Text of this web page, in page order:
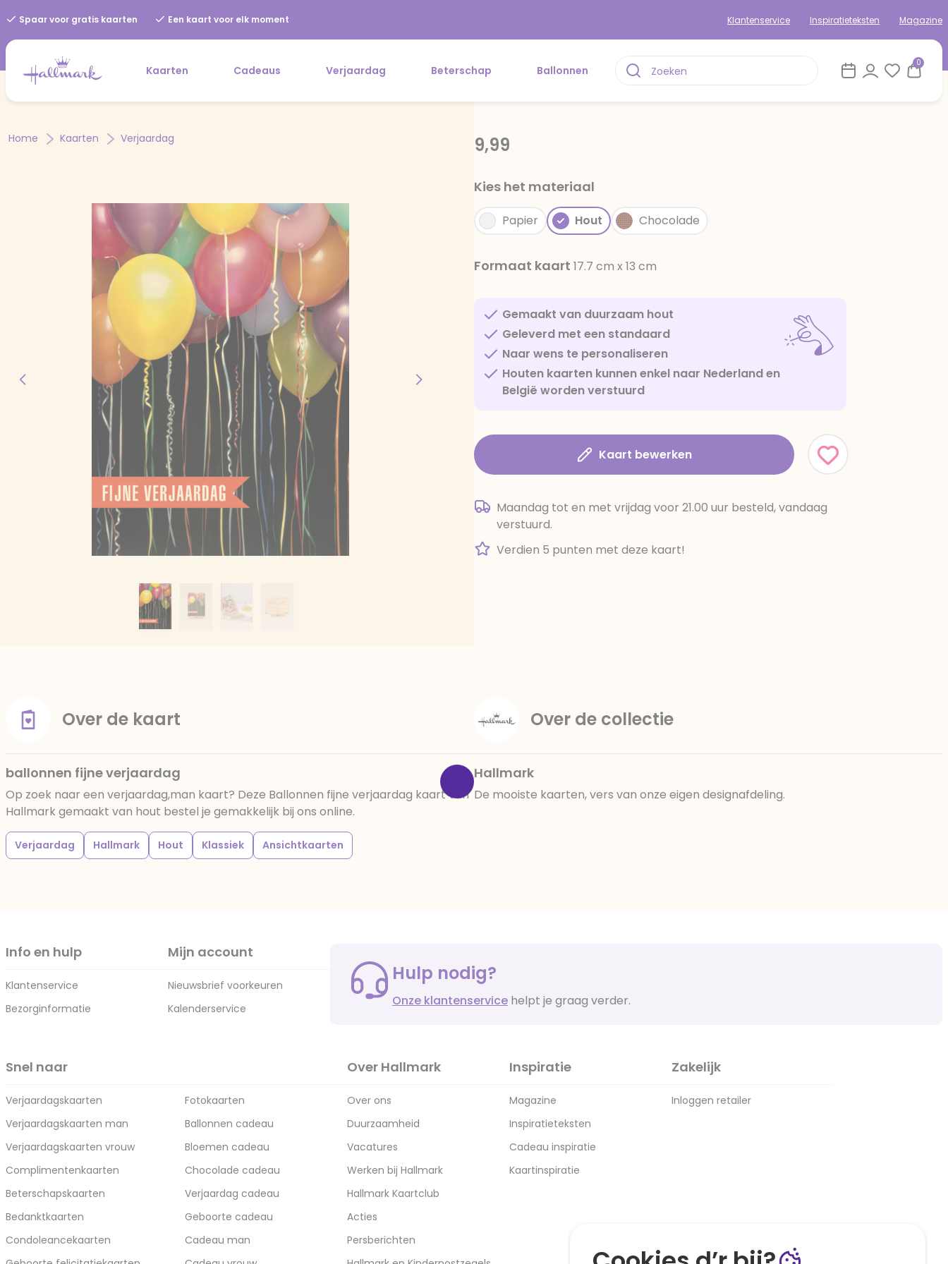
Spaar voor gratis kaarten Een kaart voor elk moment Klantenservice Inspiratieteksten Magazine
Kaarten Cadeaus Verjaardag Beterschap Ballonnen
0
Home Kaarten Verjaardag 9,99
Kies het materiaal
Papier Hout Chocolade
Formaat kaart 17.7 cm x 13 cm
Gemaakt van duurzaam hout
Geleverd met een standaard
Naar wens te personaliseren
Houten kaarten kunnen enkel naar Nederland en
België worden verstuurd
Kaart bewerken
Maandag tot en met vrijdag voor 21.00 uur besteld, vandaag
verstuurd.
Verdien 5 punten met deze kaart!
Over de kaart
ballonnen fijne verjaardag
Op zoek naar een verjaardag,man kaart? Deze Ballonnen fijne verjaardag kaart van
Hallmark gemaakt van hout bestel je gemakkelijk bij ons online.
Verjaardag Hallmark Hout Klassiek Ansichtkaarten
Over de collectie
Hallmark
De mooiste kaarten, vers van onze eigen designafdeling.
Info en hulp
Klantenservice
Bezorginformatie
Mijn account
Nieuwsbrief voorkeuren
Kalenderservice
Hulp nodig?
Onze klantenservice helpt je graag verder.
Snel naar
Verjaardagskaarten
Verjaardagskaarten man
Verjaardagskaarten vrouw
Complimentenkaarten
Beterschapskaarten
Bedanktkaarten
Condoleancekaarten
Fotokaarten
Ballonnen cadeau
Bloemen cadeau
Chocolade cadeau
Verjaardag cadeau
Geboorte cadeau
Cadeau man
Over Hallmark
Over ons
Duurzaamheid
Vacatures
Werken bij Hallmark
Hallmark Kaartclub
Acties
Persberichten
Inspiratie
Magazine
Inspiratieteksten
Cadeau inspiratie
Kaartinspiratie
Zakelijk
Inloggen retailer